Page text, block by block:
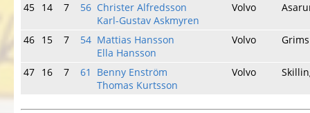
45 14 7 56 Christer Alfredsson
Karl-Gustav Askmyren
Volvo
46 15 7 54 Mattias Hansson
Ella Hansson
Volvo
47 16 7 61
Benny Enström
Thomas Kurtsson
Volvo